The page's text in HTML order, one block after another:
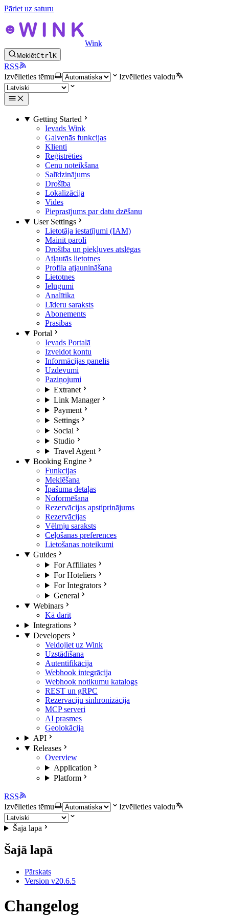
Pāriet uz saturu
Wink
MeklētCtrlK
RSS
Izvēlieties tēmu
Izvēlieties valodu
Getting Started
Ievads Wink
Galvenās funkcijas
Klienti
Reģistrēties
Cenu noteikšana
Salīdzinājums
Drošība
Lokalizācija
Vides
Pieprasījums par datu dzēšanu
User Settings
Lietotāja iestatījumi (IAM)
Mainīt paroli
Drošība un piekļuves atslēgas
Atļautās lietotnes
Profila atjaunināšana
Lietotnes
Ielūgumi
Analītika
Līderu saraksts
Abonements
Prasības
Portal
Ievads Portalā
Izveidot kontu
Informācijas panelis
Uzdevumi
Paziņojumi
Extranet
Link Manager
Payment
Settings
Social
Studio
Travel Agent
Booking Engine
Funkcijas
Meklēšana
Īpašuma detaļas
Noformēšana
Rezervācijas apstiprinājums
Rezervācijas
Vēlmju saraksts
Ceļošanas preferences
Lietošanas noteikumi
Guides
For Affiliates
For Hoteliers
For Integrators
General
Webinars
Kā darīt
Integrations
Developers
Veidojiet uz Wink
Uzstādīšana
Autentifikācija
Webhook integrācija
Webhook notikumu katalogs
REST un gRPC
Rezervāciju sinhronizācija
MCP serveri
AI prasmes
Ģeolokācija
API
Releases
Overview
Application
Platform
RSS
Izvēlieties tēmu
Izvēlieties valodu
Šajā lapā
Šajā lapā
Pārskats
Version v20.6.5
Changelog